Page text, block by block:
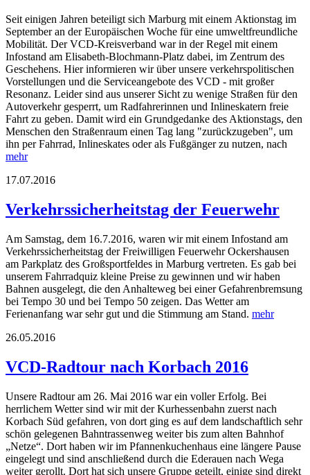
Seit einigen Jahren beteiligt sich Marburg mit einem Aktionstag im
September an der Europäischen Woche für eine umweltfreundliche
Mobilität. Der VCD-Kreisverband war in der Regel mit einem
Infostand am Elisabeth-Blochmann-Platz dabei, im Zentrum des
Geschehens. Hier informieren wir über unsere verkehrspolitischen
Vorstellungen und die Serviceangebote des VCD - mit großer
Resonanz. Leider sind aus unserer Sicht zu wenige Straßen für den
Autoverkehr gesperrt, um Radfahrerinnen und Inlineskatern freie
Fahrt zu geben. Damit wird ein Grundgedanke des Aktionstags, den
Menschen den Straßenraum einen Tag lang "zurückzugeben", um
ihn per Fahrrad, Inlineskates oder als Fußgänger zu nutzen, nach
mehr
17.07.2016
Verkehrssicherheitstag der Feuerwehr
Am Samstag, dem 16.7.2016, waren wir mit einem Infostand am
Verkehrssicherheitstag der Freiwilligen Feuerwehr Ockershausen
am Parkplatz des Großsportfeldes in Marburg vertreten. Es gab bei
unserem Fahrradquiz kleine Preise zu gewinnen und wir haben
Bahnen ausgelegt, die den Anhalteweg bei einer Gefahrenbremsung
bei Tempo 30 und bei Tempo 50 zeigen. Das Wetter am
Ferienanfang war sehr gut und die Stimmung am Stand. mehr
26.05.2016
VCD-Radtour nach Korbach 2016
Unsere Radtour am 26. Mai 2016 war ein voller Erfolg. Bei
herrlichem Wetter sind wir mit der Kurhessenbahn zuerst nach
Korbach Süd gefahren, von dort ging es auf dem landschaftlich sehr
schön gelegenen Bahntrassenweg weiter bis zum alten Bahnhof
„Netze“. Dort haben wir im Pfannenkuchenhaus eine längere Pause
eingelegt und sind anschließend durch die Ederauen nach Wega
weiter gerollt. Dort hat sich unsere Gruppe geteilt, einige sind direkt